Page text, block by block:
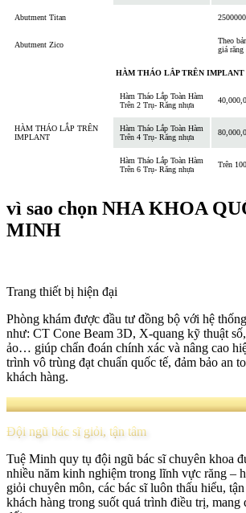
Abutment Titan 2500000
Abutment Zico
Theo
giá răng
HÀM THÁO LẮP TRÊN IMPLANT
HÀM THÁO LẮP TRÊN
IMPLANT
Hàm Tháo Lắp Toàn Hàm
Trên 2 Trụ- Răng nhựa
Hàm Tháo Lắp Toàn Hàm
Trên 4 Trụ- Răng nhựa
Hàm Tháo Lắp Toàn Hàm
Trên 6 Trụ- Răng nhựa
Trên
vì sao chọn NHA KHOA
MINH
Trang thiết bị hiện đại
Phòng khám được đầu tư đồng bộ với hệ
như: CT Cone Beam 3D, X-quang kỹ thuật
ảo… giúp chẩn đoán chính xác và nâng cao
trình vô trùng đạt chuẩn quốc tế, đảm bảo an
khách hàng.
Đội ngũ bác sĩ giỏi, tận tâm
Tuệ Minh quy tụ đội ngũ bác sĩ chuyên khoa
nhiều năm kinh nghiệm trong lĩnh vực răng –
giỏi chuyên môn, các bác sĩ luôn thấu hiểu,
khách hàng trong suốt quá trình điều trị, mang